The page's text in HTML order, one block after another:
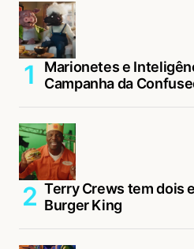
Marionetes e
Campanha da
Terry Crews tem dois
Burger King